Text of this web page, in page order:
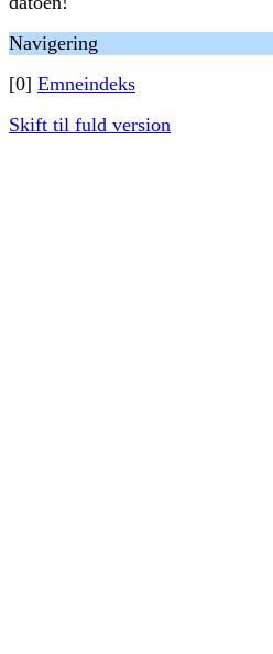
Navigering
[0] Emneindeks
Skift til fuld version